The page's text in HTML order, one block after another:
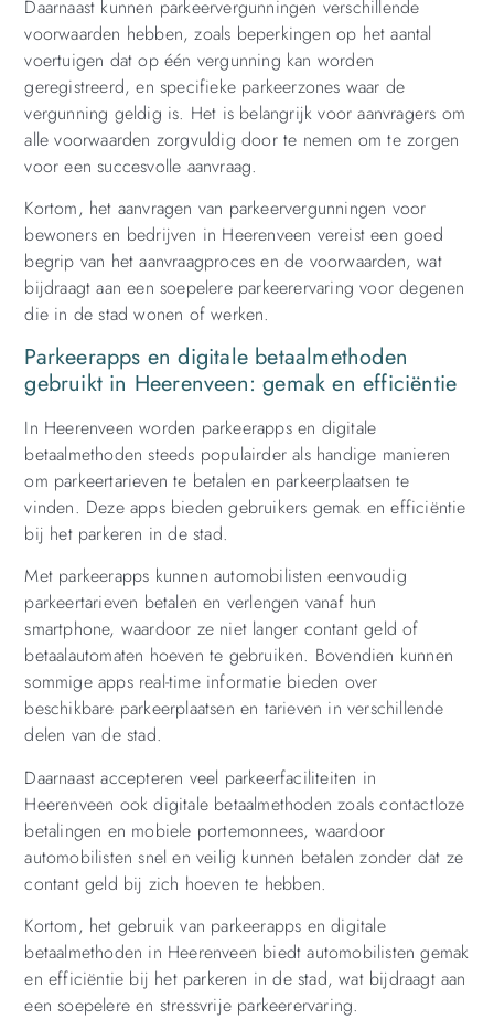
Daarnaast kunnen parkeervergunningen verschillende
voorwaarden hebben, zoals beperkingen op het aantal
voertuigen dat op één vergunning kan worden
geregistreerd, en specifieke parkeerzones waar de
vergunning geldig is. Het is belangrijk voor aanvragers om
alle voorwaarden zorgvuldig door te nemen om te zorgen
voor een succesvolle aanvraag.
Kortom, het aanvragen van parkeervergunningen voor
bewoners en bedrijven in Heerenveen vereist een goed
begrip van het aanvraagproces en de voorwaarden, wat
bijdraagt aan een soepelere parkeerervaring voor degenen
die in de stad wonen of werken.
Parkeerapps en digitale betaalmethoden
gebruikt in Heerenveen: gemak en efficiëntie
In Heerenveen worden parkeerapps en digitale
betaalmethoden steeds populairder als handige manieren
om parkeertarieven te betalen en parkeerplaatsen te
vinden. Deze apps bieden gebruikers gemak en efficiëntie
bij het parkeren in de stad.
Met parkeerapps kunnen automobilisten eenvoudig
parkeertarieven betalen en verlengen vanaf hun
smartphone, waardoor ze niet langer contant geld of
betaalautomaten hoeven te gebruiken. Bovendien kunnen
sommige apps real-time informatie bieden over
beschikbare parkeerplaatsen en tarieven in verschillende
delen van de stad.
Daarnaast accepteren veel parkeerfaciliteiten in
Heerenveen ook digitale betaalmethoden zoals contactloze
betalingen en mobiele portemonnees, waardoor
automobilisten snel en veilig kunnen betalen zonder dat ze
contant geld bij zich hoeven te hebben.
Kortom, het gebruik van parkeerapps en digitale
betaalmethoden in Heerenveen biedt automobilisten gemak
en efficiëntie bij het parkeren in de stad, wat bijdraagt aan
een soepelere en stressvrije parkeerervaring.